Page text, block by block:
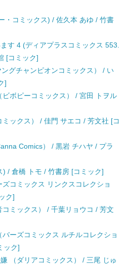
・コミックス) / 佐久本 あゆ / 竹書
す 4 (ディアプラスコミックス 553.
[コミック]
グチャンピオンコミックス） / い
]
ボピーコミックス） / 宮田 トヲル
ックス） / 佳門 サエコ / 芳文社 [コ
Comics） / 黒岩 チハヤ / プラ
/ 倉橋 トモ / 竹書房 [コミック]
コミックス リンクスコレクショ
ク]
ミックス） / 千葉リョウコ / 芳文
ーズコミックス ルチルコレクショ
ック]
（ダリアコミックス） / 三尾 じゅ